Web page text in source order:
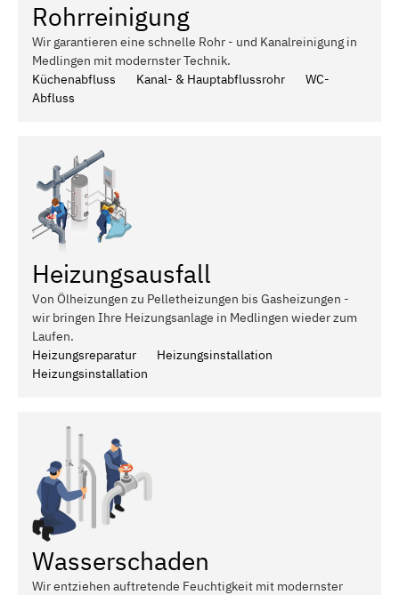
Rohrreinigung
Wir garantieren eine schnelle Rohr - und Kanalreinigung in
Medlingen mit modernster Technik.
Küchenabfluss
Kanal- & Hauptabflussrohr
WC-
Abfluss
Heizungsausfall
Von Ölheizungen zu Pelletheizungen bis Gasheizungen -
wir bringen Ihre Heizungsanlage in Medlingen wieder zum
Laufen.
Heizungsreparatur
Heizungsinstallation
Heizungsinstallation
Wasserschaden
Wir entziehen auftretende Feuchtigkeit mit modernster